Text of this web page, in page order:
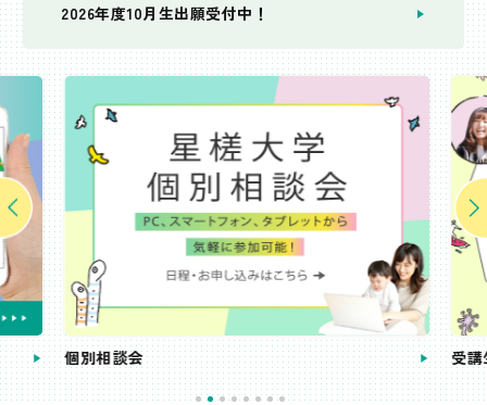
2026年度10月生出願受付中！
個別相談会 受講